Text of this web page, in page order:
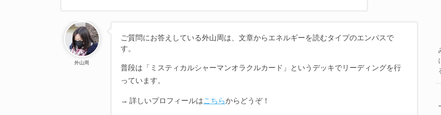
外山周
ご質問にお答えしている外山周は、文章からエネルギーを読むタイプのエンパスで
す。
普段は「ミスティカルシャーマンオラクルカード」というデッキでリーディングを行
っています。
→ 詳しいプロフィールはこちらからどうぞ！